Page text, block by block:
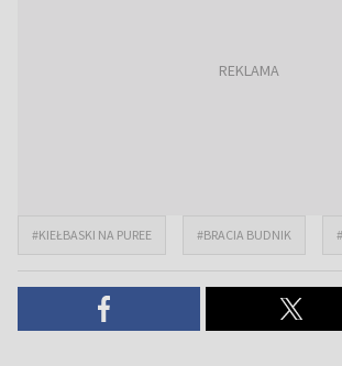
#KIEŁBASKI NA PUREE #BRACIA BUDNIK